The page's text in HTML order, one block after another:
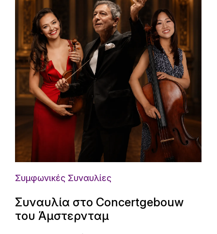
Συμφωνικές Συναυλίες
Συναυλία στο Concertgebouw
του Άμστερνταμ